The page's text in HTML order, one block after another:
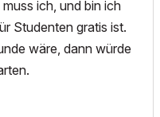
ich, und bin ich
Studenten gratis ist.
wäre, dann würde